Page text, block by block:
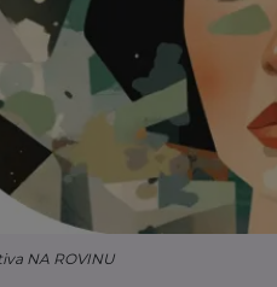
NA ROVINU